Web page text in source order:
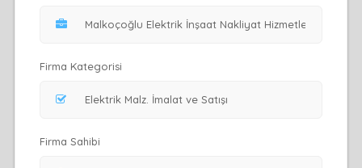
Firma Kategorisi
Firma Sahibi